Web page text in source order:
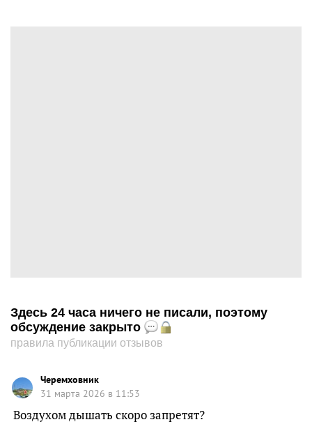
Здесь 24 часа ничего не писали, поэтому
обсуждение закрыто
правила публикации отзывов
Черемховник
31 марта 2026 в 11:53
Воздухом дышать скоро запретят?